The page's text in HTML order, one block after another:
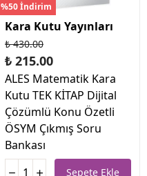
%50 İndirim
Kara Kutu Yayınları
₺ 430.00
₺ 215.00
ALES Matematik Kara
Kutu TEK KİTAP Dijital
Çözümlü Konu Özetli
ÖSYM Çıkmış Soru
Bankası
Sepete Ekle